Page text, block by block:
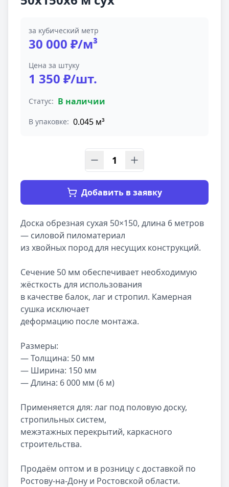
за кубический метр
30 000 ₽/м³
Цена за штуку
1 350 ₽/шт.
Статус: В наличии
В упаковке: 0.045 м³
1
Добавить в заявку
Доска обрезная сухая 50×150, длина 6 метров
— силовой пиломатериал
из хвойных пород для несущих конструкций.
Сечение 50 мм обеспечивает необходимую
жёсткость для использования
в качестве балок, лаг и стропил. Камерная
сушка исключает
деформацию после монтажа.
Размеры:
— Толщина: 50 мм
— Ширина: 150 мм
— Длина: 6 000 мм (6 м)
Применяется для: лаг под половую доску,
стропильных систем,
межэтажных перекрытий, каркасного
строительства.
Продаём оптом и в розницу с доставкой по
Ростову-на-Дону и Ростовской области.